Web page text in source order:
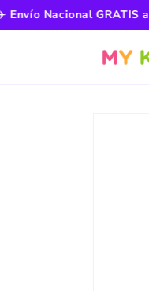
directamente
al contenido
Nacional GRATIS a